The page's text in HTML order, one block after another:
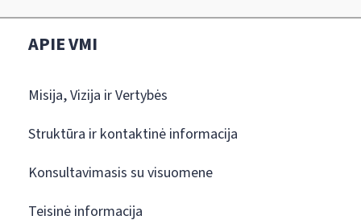
APIE VMI
Misija, Vizija ir Vertybės
Struktūra ir kontaktinė informacija
Konsultavimasis su visuomene
Teisinė informacija